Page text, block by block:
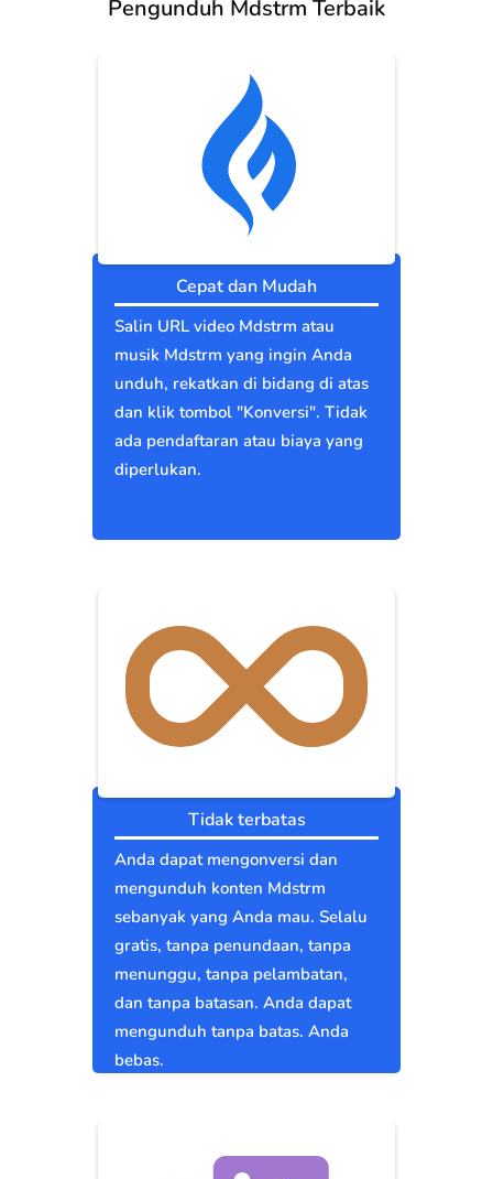
Pengunduh Mdstrm Terbaik
Cepat dan Mudah
Salin URL video Mdstrm atau
musik Mdstrm yang ingin Anda
unduh, rekatkan di bidang di atas
dan klik tombol "Konversi". Tidak
ada pendaftaran atau biaya yang
diperlukan.
Tidak terbatas
Anda dapat mengonversi dan
mengunduh konten Mdstrm
sebanyak yang Anda mau. Selalu
gratis, tanpa penundaan, tanpa
menunggu, tanpa pelambatan,
dan tanpa batasan. Anda dapat
mengunduh tanpa batas. Anda
bebas.